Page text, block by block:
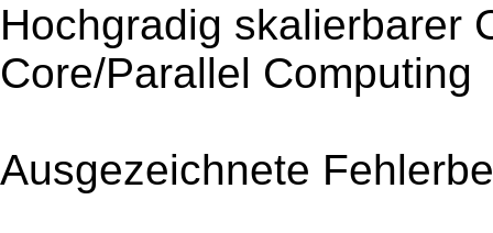
Hochgradig skalierbarer
Core/Parallel Computing
Ausgezeichnete